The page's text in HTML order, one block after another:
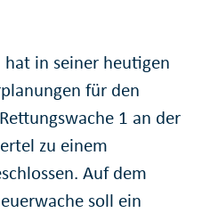
hat in seiner heutigen
für den
1 an der
zu einem
Auf dem
soll ein